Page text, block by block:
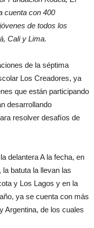
cuenta con 400
de todos los
Cali y Lima.
de la séptima
Los Creadores, ya
que están participando
desarrollando
resolver desafíos de
delantera A la fecha, en
batuta la llevan las
y Los Lagos y en la
ya se cuenta con más
Argentina, de los cuales